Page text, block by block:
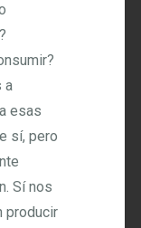
a
esas
sí, pero
Sí nos
producir